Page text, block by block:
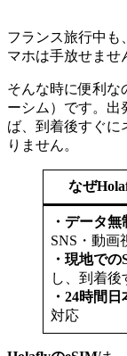
フランス旅行中も
マホは手放せませ
そんな時に便利な
ーシム）です。出
ば、到着後すぐに
りません。
なぜ
・データ無
SNS・動画
・現地で
し、到着後
・24時間
対応